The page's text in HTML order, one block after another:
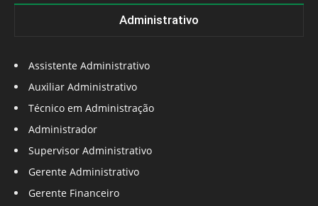
Administrativo
Assistente Administrativo
Auxiliar Administrativo
Técnico em Administração
Administrador
Supervisor Administrativo
Gerente Administrativo
Gerente Financeiro